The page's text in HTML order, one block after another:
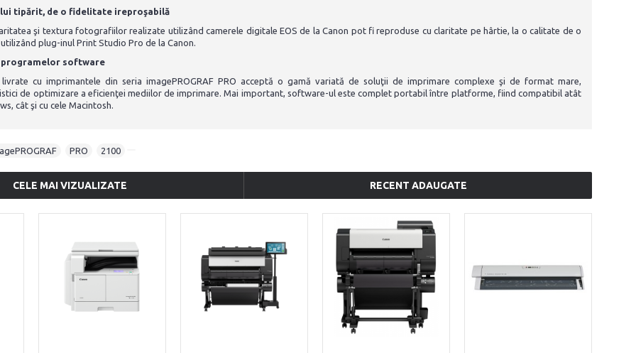
tipărit, de o fidelitate ireproşabilă
şi textura fotografiilor realizate utilizând camerele digitale EOS de la Canon pot fi reproduse cu claritate pe hârtie, la o calitate de o
plug-inul Print Studio Pro de la Canon.
programelor software
cu imprimantele din seria imagePROGRAF PRO acceptă o gamă variată de soluţii de imprimare complexe şi de format mare,
de optimizare a eficienţei mediilor de imprimare. Mai important, software-ul este complet portabil între platforme, fiind compatibil atât
cât şi cu cele Macintosh.
PRO 2100
CELE MAI VIZUALIZATE RECENT ADAUGATE